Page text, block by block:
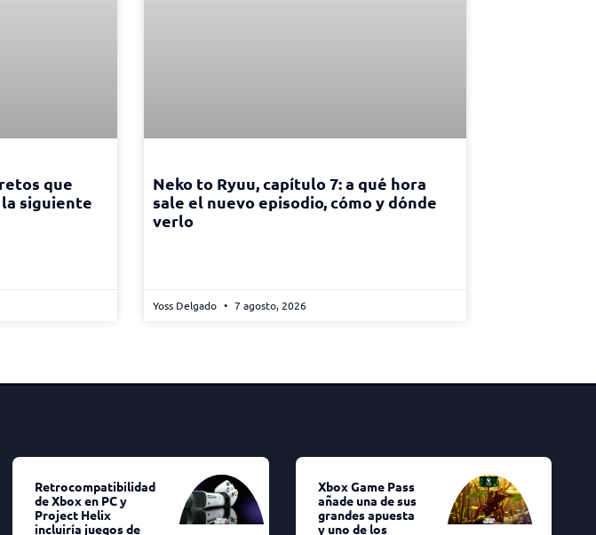
que
siguiente
Neko to Ryuu, capítulo 7: a qué hora
sale el nuevo episodio, cómo y dónde
verlo
Yoss Delgado 7 agosto, 2026
Retrocompatibilidad
de Xbox en PC y
Project Helix
incluiría juegos de
Xbox Game Pass
añade una de sus
grandes apuesta
y uno de los